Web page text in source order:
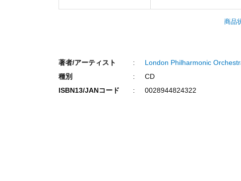
商品
著者/アーティスト
London Philharmonic
種別
CD
ISBN13/JANコード
0028944824322